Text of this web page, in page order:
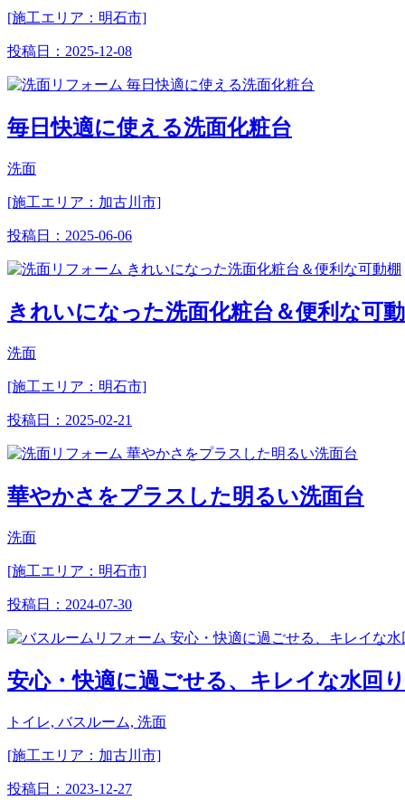
[施工エリア：明石市]
投稿日： 2025-12-08
毎日快適に使える洗面化粧台
洗面
[施工エリア：加古川市]
投稿日： 2025-06-06
きれいになった洗面化粧台＆便利な可
洗面
[施工エリア：明石市]
投稿日： 2025-02-21
華やかさをプラスした明るい洗面台
洗面
[施工エリア：明石市]
投稿日： 2024-07-30
安心・快適に過ごせる、キレイな水回
トイレ, バスルーム, 洗面
[施工エリア：加古川市]
投稿日： 2023-12-27